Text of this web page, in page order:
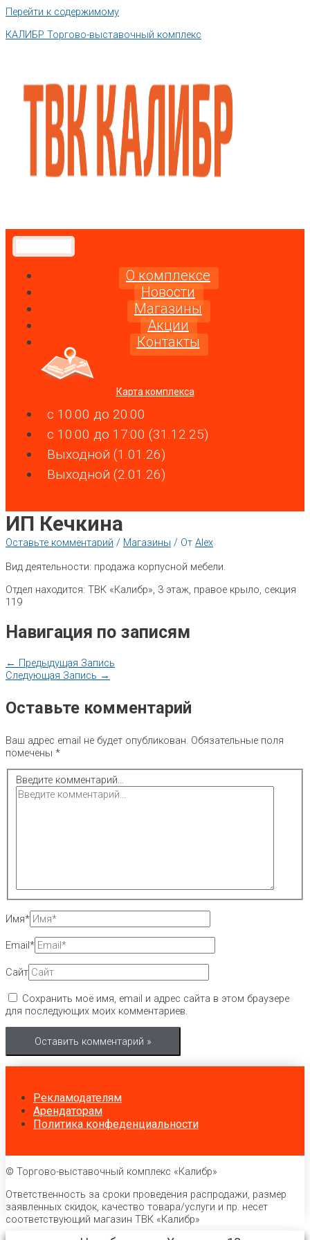
Перейти к содержимому
КАЛИБР Торгово-выставочный комплекс
О комплексе
Новости
Магазины
Акции
Контакты
Карта комплекса
c 10:00 до 20:00
c 10:00 до 17:00 (31.12.25)
Выходной (1.01.26)
Выходной (2.01.26)
ИП Кечкина
Оставьте комментарий / Магазины / От Alex
Вид деятельности: продажа корпусной мебели.
Отдел находится: ТВК «Калибр», 3 этаж, правое крыло, секция
119
Навигация по записям
← Предыдущая Запись
Следующая Запись →
Оставьте комментарий
Ваш адрес email не будет опубликован. Обязательные поля
помечены *
Введите комментарий...
Имя*
Email*
Сайт
Сохранить моё имя, email и адрес сайта в этом браузере
для последующих моих комментариев.
Рекламодателям
Арендаторам
Политика конфеденциальности
© Торгово-выставочный комплекс «Калибр»
Ответственность за сроки проведения распродажи, размер
заявленных скидок, качество товара/услуги и пр. несет
соответствующий магазин ТВК «Калибр»